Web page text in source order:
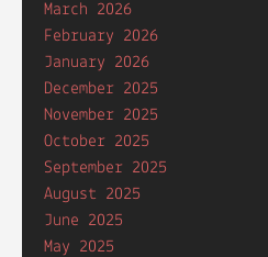
March 2026
February 2026
January 2026
December 2025
November 2025
October 2025
September 2025
August 2025
June 2025
May 2025